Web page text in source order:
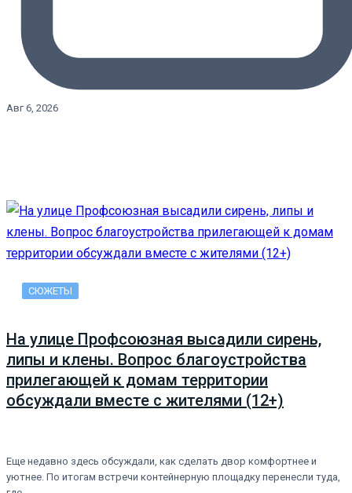
Авг 6, 2026
СЮЖЕТЫ
На улице Профсоюзная высадили сирень,
липы и клены. Вопрос благоустройства
прилегающей к домам территории
обсуждали вместе с жителями (12+)
Еще недавно здесь обсуждали, как сделать двор комфортнее и
уютнее. По итогам встречи контейнерную площадку перенесли туда,